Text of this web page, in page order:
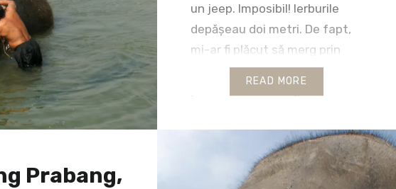
un jeep. Imposibil! Ierburile
depășeau doi metri. De fapt,
mi-ar fi plăcut să merg prin
junglă, să străbat Citwanul la
asta, dar, după ce ghidul m-a
READ MORE
Prabang,